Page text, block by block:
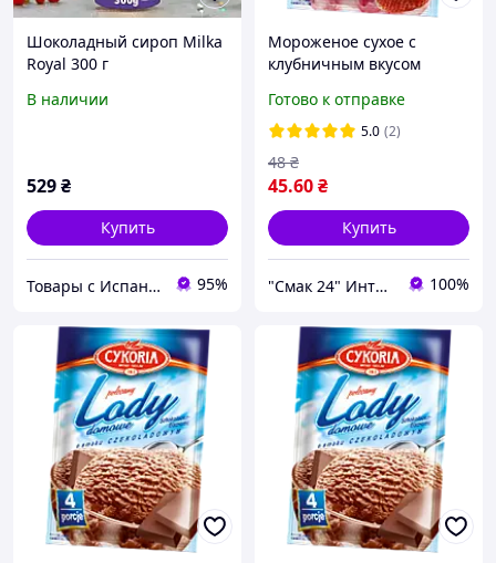
Шоколадный сироп Milka
Royal 300 г
В наличии
529₴
Купить
Товары с Испании 95%
Мороженое сухое с
клубничным вкусом
порции)
Готово к отправке
5.0 (2)
45.60₴
48 ₴
Купить
"Смак 24" Интернет-магазин 100%